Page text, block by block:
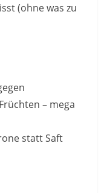
(ohne was zu
– mega
statt Saft